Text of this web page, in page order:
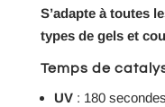
S’adapte à toutes
types de gels et
Temps de
UV: 180 secondes